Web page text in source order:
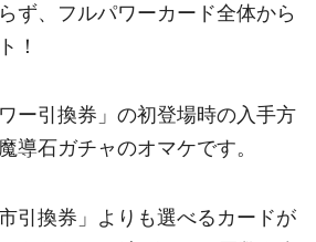
ず、フルパワーカード全体から
！
ー引換券」の初登場時の入手方
導石ガチャのオマケです。
引換券」よりも選べるカードが